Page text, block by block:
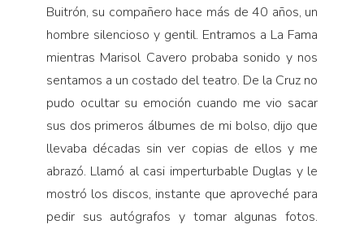
Buitrón, su compañero hace más de 40 años, un
hombre silencioso y gentil. Entramos a La Fama
mientras Marisol Cavero probaba sonido y nos
sentamos a un costado del teatro. De la Cruz no
pudo ocultar su emoción cuando me vio sacar
sus dos primeros álbumes de mi bolso, dijo que
llevaba décadas sin ver copias de ellos y me
abrazó. Llamó al casi imperturbable Duglas y le
mostró los discos, instante que aproveché para
pedir sus autógrafos y tomar algunas fotos.